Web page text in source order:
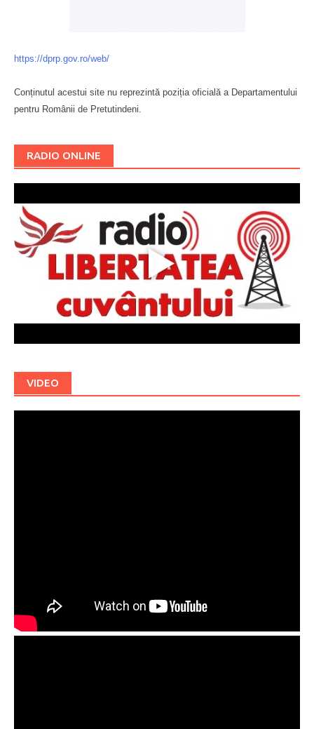
https://dprp.gov.ro/web/
Conținutul acestui site nu reprezintă poziția oficială a Departamentului
pentru Românii de Pretutindeni.
RADIO ONLINE
VIDEO